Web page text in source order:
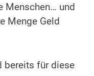
Menschen… und
Menge Geld
bereits für diese